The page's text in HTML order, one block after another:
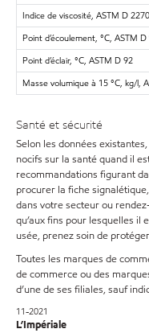
Indice de viscosité, ASTM D 2270
Point d’écoulement, °C, ASTM D
Point d’éclair, °C, ASTM D 92
Masse volumique à 15 °C, kg/l,
Santé et sécurité
Selon les données
nocifs sur la santé quand il
recommandations figurant
procurer la fiche
dans votre secteur ou
qu’aux fins pour lesquelles il
usée, prenez soin de
Toutes les marques de
de commerce ou des
d’une de ses filiales, sauf
11-2021
L’Impériale